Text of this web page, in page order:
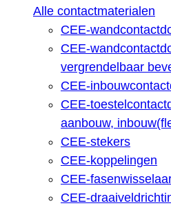
Alle contactmaterialen
CEE-
CEE-
vergrendelbaar
CEE-
CEE-
aanbouw,
CEE-stekers
CEE-koppelingen
CEE-
CEE-